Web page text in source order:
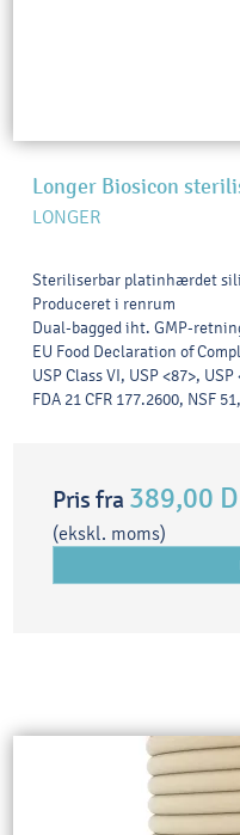
Longer Biosicon
LONGER
Steriliserbar platinhærdet
Produceret i renrum
Dual-bagged iht. GMP-
EU Food Declaration of
USP Class VI, USP <87>, USP
FDA 21 CFR 177.2600, NSF
Pris fra 389,00
(ekskl. moms)